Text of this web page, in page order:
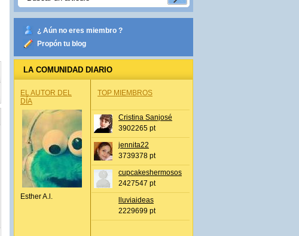
¿ Aún no eres miembro ?
Propón tu blog
LA COMUNIDAD DIARIO
EL AUTOR DEL
DÍA
Esther A.l.
TOP MIEMBROS
Cristina Sanjosé
3902265 pt
jennita22
3739378 pt
cupcakeshermosos
2427547 pt
lluviaideas
2229699 pt